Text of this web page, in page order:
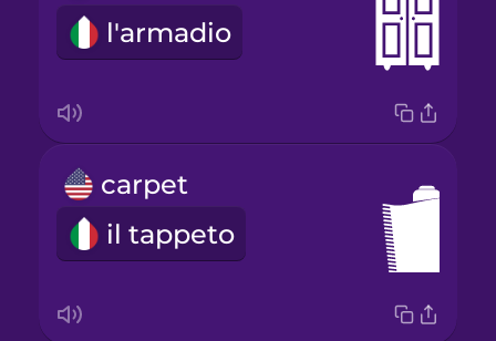
l'armadio
carpet
il tappeto